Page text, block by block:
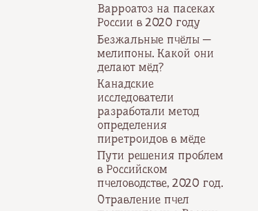
Варроатоз на пасеках
России в 2020 году
Безжальные пчёлы —
мелипоны. Какой они
делают мёд?
Канадские
исследователи
разработали метод
определения
пиретроидов в мёде
Пути решения проблем
в Российском
пчеловодстве, 2020 год.
Отравление пчел